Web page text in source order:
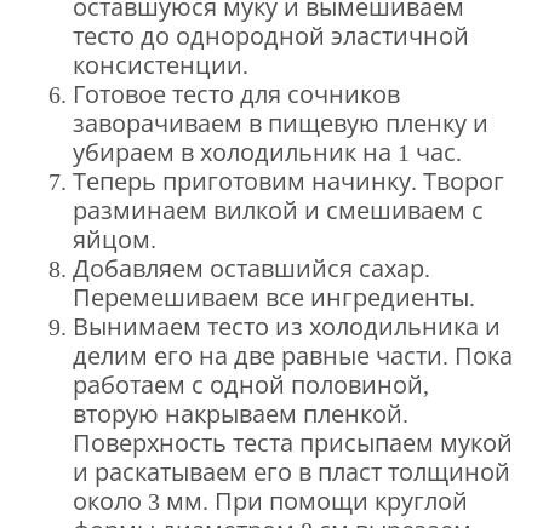
оставшуюся муку и вымешиваем
тесто до однородной эластичной
консистенции.
Готовое тесто для сочников
заворачиваем в пищевую пленку и
убираем в холодильник на 1 час.
Теперь приготовим начинку. Творог
разминаем вилкой и смешиваем с
яйцом.
Добавляем оставшийся сахар.
Перемешиваем все ингредиенты.
Вынимаем тесто из холодильника и
делим его на две равные части. Пока
работаем с одной половиной,
вторую накрываем пленкой.
Поверхность теста присыпаем мукой
и раскатываем его в пласт толщиной
около 3 мм. При помощи круглой